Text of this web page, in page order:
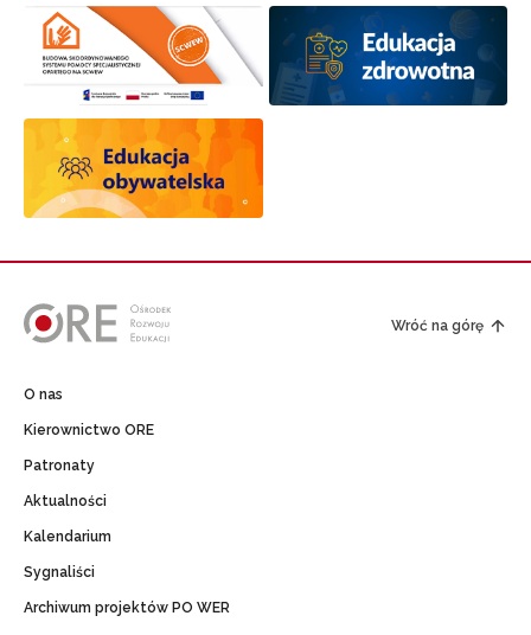
Wróć na górę
O nas
Kierownictwo ORE
Patronaty
Aktualności
Kalendarium
Sygnaliści
Archiwum projektów PO WER